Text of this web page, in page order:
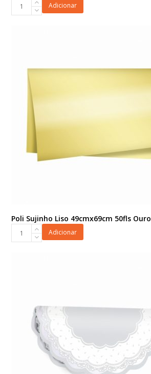
Incolor
quantidade
Adicionar
Poli Sujinho Liso 49cmx69cm 50fls Ouro
Adicionar